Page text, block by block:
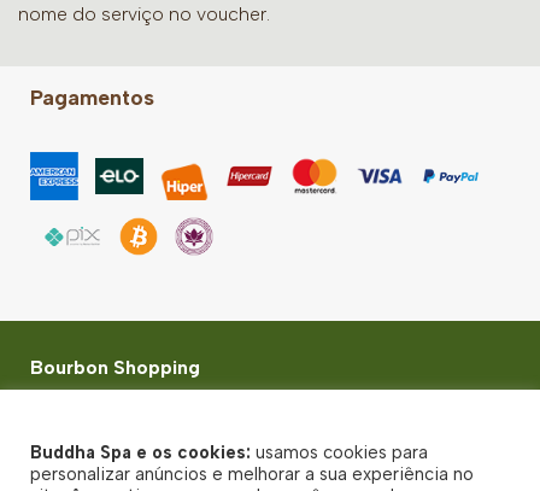
nome do serviço no voucher.
Pagamentos
Bourbon Shopping
© Buddha Spa 2026 - Todos direitos reservados
Buddha Spa e os cookies: usamos cookies para
personalizar anúncios e melhorar a sua experiência no